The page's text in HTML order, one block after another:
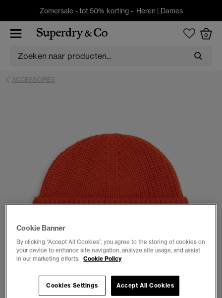
Zomersale - tot 50% korting - Heren | Dames
0
ACCESSOIRES
Cookie Banner
By clicking “Accept All Cookies”, you agree to the storing of cookies on
your device to enhance site navigation, analyze site usage, and assist
in our marketing efforts. Cookie Policy
Cookies Settings Accept All Cookies